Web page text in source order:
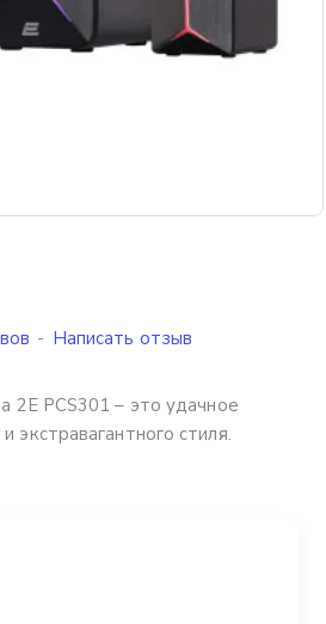
2E PCS301 – это удачное
экстравагантного стиля.
- Написать отзыв